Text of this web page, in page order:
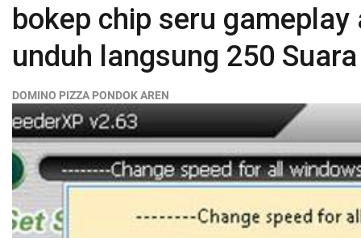
bokep chip seru gameplay
unduh langsung 250
DOMINO PIZZA PONDOK AREN